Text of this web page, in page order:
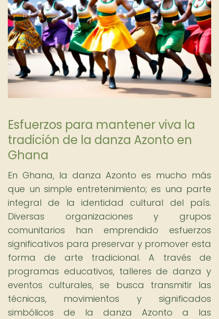
Esfuerzos para mantener viva la
tradición de la danza Azonto en
Ghana
En Ghana, la danza Azonto es mucho más
que un simple entretenimiento; es una parte
integral de la identidad cultural del país.
Diversas organizaciones y grupos
comunitarios han emprendido esfuerzos
significativos para preservar y promover esta
forma de arte tradicional. A través de
programas educativos, talleres de danza y
eventos culturales, se busca transmitir las
técnicas, movimientos y significados
simbólicos de la danza Azonto a las